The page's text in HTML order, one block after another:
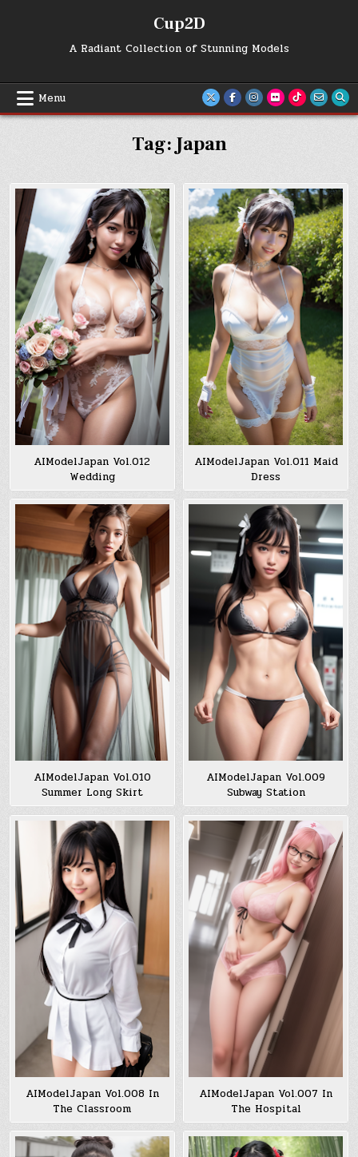
Cup2D
A Radiant Collection of Stunning Models
Menu
Tag: Japan
AIModelJapan Vol.012
Wedding
AIModelJapan Vol.011 Maid
Dress
AIModelJapan Vol.010
Summer Long Skirt
AIModelJapan Vol.009
Subway Station
AIModelJapan Vol.008 In
The Classroom
AIModelJapan Vol.007 In
The Hospital